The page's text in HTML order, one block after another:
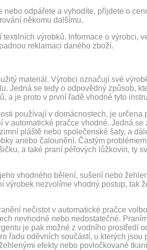
odpářete a vyhodíte, přijdete o
někomu dalšímu.
výrobků. Informace o výrobci,
reklamaci daného zboží.
materiál. Výrobci označují své
Jedná se tedy o odpovědný způsob,
a je proto v první řadě vhodné tyto
používají v domácnostech, je určena
automatické pračce vhodné. Jedná
pláště nebo společenské šaty, a
anebo čalounění. Častým
a také praní péřových lůžkovin, ty
vhodného bělení, sušení nebo
nezvolíme vhodný postup, tak
nečistot v automatické pračce
nevhodné nebo nedostatečné.
je pak možné z vodního prostředí
řadu oděvních součástí, u kterých jsou
efekty nebo povločkované